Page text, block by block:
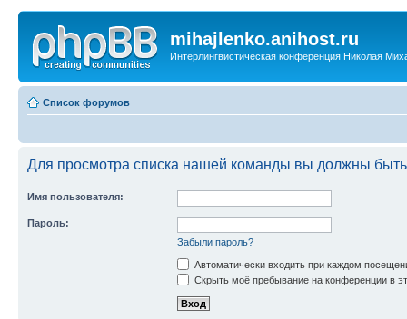
mihajlenko.anihost.ru
Интерлингвистическая конференция Николая
Список форумов
Для просмотра списка нашей команды вы должны
Имя пользователя:
Пароль:
Забыли пароль?
Автоматически входить при каждом
Скрыть моё пребывание на конференции в